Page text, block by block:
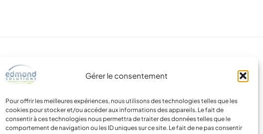
Gérer le consentement
Pour offrir les meilleures expériences, nous utilisons des technologies telles que les
cookies pour stocker et/ou accéder aux informations des appareils. Le fait de
consentir à ces technologies nous permettra de traiter des données telles que le
comportement de navigation ou les ID uniques sur ce site. Le fait de ne pas consentir
Notre engagement: vous offrir la plus haute qualité